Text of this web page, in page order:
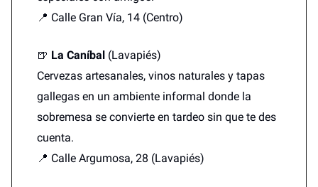
📍 Calle Gran Vía, 14 (Centro)
🍺 La Caníbal (Lavapiés)
Cervezas artesanales, vinos naturales y tapas
gallegas en un ambiente informal donde la
sobremesa se convierte en tardeo sin que te des
cuenta.
📍 Calle Argumosa, 28 (Lavapiés)